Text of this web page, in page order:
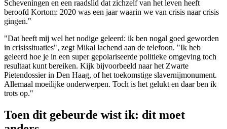
Scheveningen en een raadslid dat zichzelf van het leven heeft
beroofd Kortom: 2020 was een jaar waarin we van crisis naar crisis
gingen."
"Dat heeft mij wel het nodige geleerd: ik ben nogal goed geworden
in crisissituaties", zegt Mikal lachend aan de telefoon. "Ik heb
geleerd hoe je in een super gepolariseerde politieke omgeving toch
resultaat kunt bereiken. Kijk bijvoorbeeld naar het Zwarte
Pietendossier in Den Haag, of het toekomstige slavernijmonument.
Allemaal moeilijke onderwerpen. Toch is het gelukt en daar ben ik
trots op."
Toen dit gebeurde wist ik: dit moet